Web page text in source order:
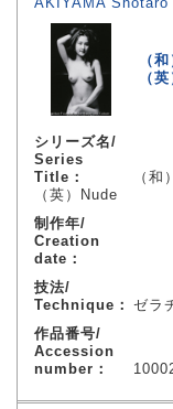
（和
（英
シリーズ名/
Series
Title：
（
（英）Nude
制作年/
Creation
date：
技法/
Technique： ゼラ
作品番号/
Accession
number：